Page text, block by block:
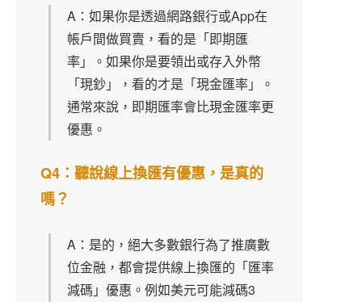
A：如果你是透過網路銀行或App在
帳戶間做買賣，看的是「即期匯
率」。如果你是要領出或存入外幣
「現鈔」，看的才是「現金匯率」。
通常來說，即期匯率會比現金匯率更
優惠。
Q4：聽說線上換匯有優惠，是真的
嗎？
A：是的，絕大多數銀行為了推廣數
位金融，都會提供線上換匯的「匯率
減碼」優惠。例如美元可能減碼3